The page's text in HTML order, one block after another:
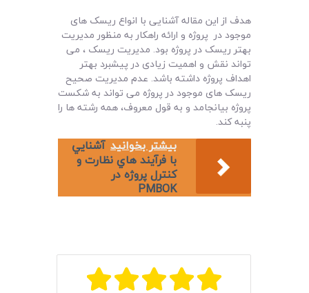
هدف از این مقاله آشنایی با انواع ریسک های
موجود در پروژه و ارائه راهکار به منظور مدیریت
بهتر ریسک در پروژه بود. مدیریت ریسک ، می
تواند نقش و اهمیت زیادی در پیشبرد بهتر
اهداف پروژه داشته باشد. عدم مدیریت صحیح
ریسک های موجود در پروژه می تواند به شکست
پروژه بیانجامد و به قول معروف، همه رشته ها را
پنبه کند.
بیشتر بخوانید آشنايي
با فرآيند هاي نظارت و
کنترل پروژه در
PMBOK